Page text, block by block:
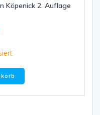
können
Köpenick 2. Auflage